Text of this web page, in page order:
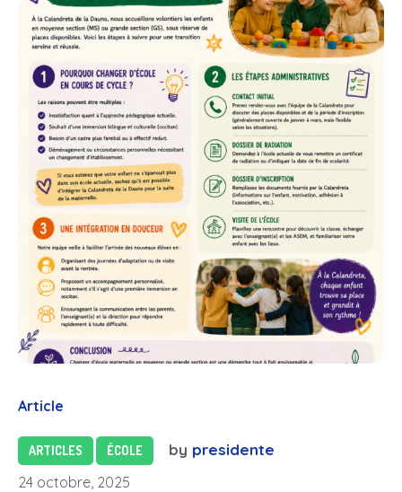
Article
ARTICLES ÉCOLE by presidente
24 octobre, 2025